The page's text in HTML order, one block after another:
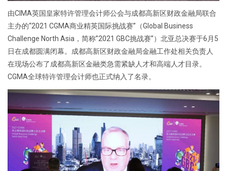
由CIMA英国皇家特许管理会计师公会与成都高新区财政金融局联合
主办的“2021 CGMA商业精英国际挑战赛”（Global Business
Challenge North Asia，简称”2021 GBC挑战赛”）北亚总决赛于6月5
日在成都圆满闭幕。成都高新区财政金融局金融工作处相关负责人
在现场公布了成都高新区金融类急需紧缺人才和高端人才目录。
CGMA全球特许管理会计师也正式纳入了名录。